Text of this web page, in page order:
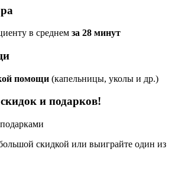
в среднем за 28 минут
помощи (капельницы, уколы и др.)
скидок и подарков!
скидкой или выиграйте один из